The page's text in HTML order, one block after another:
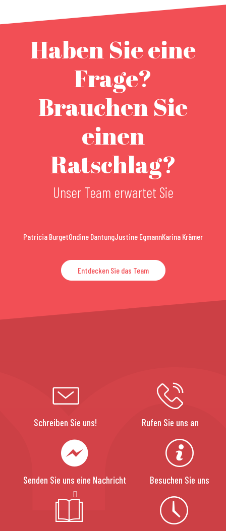
Haben Sie eine
Frage?
Brauchen Sie
einen
Ratschlag?
Unser Team erwartet Sie
Patricia BurgetOndine DantungJustine EgmannKarina Krämer
Entdecken Sie das Team
Schreiben Sie uns! Rufen Sie uns an
Senden Sie uns eine Nachricht Besuchen Sie uns